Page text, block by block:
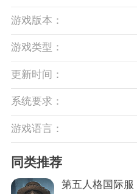
游戏版本：
游戏类型：
更新时间：
系统要求：
游戏语言：
同类推荐
第五人格国际服